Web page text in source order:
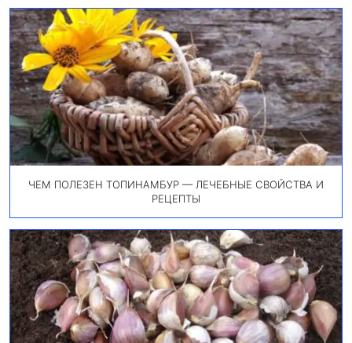
ЧЕМ ПОЛЕЗЕН ТОПИНАМБУР — ЛЕЧЕБНЫЕ СВОЙСТВА И
РЕЦЕПТЫ